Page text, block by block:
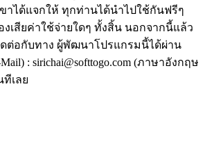
เขาได้แจกให้ ทุกท่านได้นำไปใช้กันฟรีๆ
เสียค่าใช้จ่ายใดๆ ทั้งสิ้น นอกจากนี้แล้ว
ต่อกับทาง ผู้พัฒนาโปรแกรมนี้ได้ผ่าน
: sirichai@softtogo.com (ภาษาอังกฤษ
เลย